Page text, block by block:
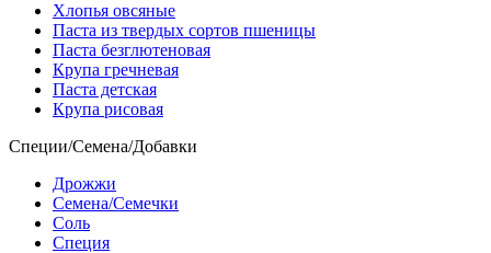
Хлопья овсяные
Паста из твердых сортов пшеницы
Паста безглютеновая
Крупа гречневая
Паста детская
Крупа рисовая
Специи/Семена/Добавки
Дрожжи
Семена/Семечки
Соль
Специя